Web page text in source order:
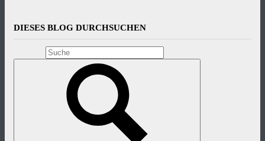
DIESES BLOG DURCHSUCHEN